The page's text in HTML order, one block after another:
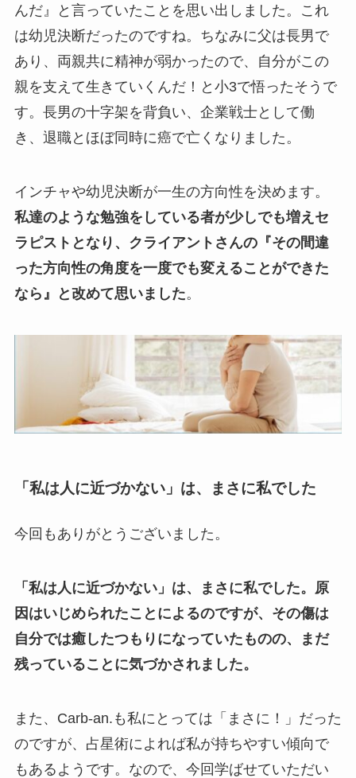
んだ』と言っていたことを思い出しました。これ
は幼児決断だったのですね。ちなみに父は長男で
あり、両親共に精神が弱かったので、自分がこの
親を支えて生きていくんだ！と小3で悟ったそうで
す。長男の十字架を背負い、企業戦士として働
き、退職とほぼ同時に癌で亡くなりました。
インチャや幼児決断が一生の方向性を決めます。
私達のような勉強をしている者が少しでも増えセ
ラピストとなり、クライアントさんの『その間違
った方向性の角度を一度でも変えることができた
なら』と改めて思いました。
「私は人に近づかない」は、まさに私でした
今回もありがとうございました。
「私は人に近づかない」は、まさに私でした。原
因はいじめられたことによるのですが、その傷は
自分では癒したつもりになっていたものの、まだ
残っていることに気づかされました。
また、Carb-an.も私にとっては「まさに！」だった
のですが、占星術によれば私が持ちやすい傾向で
もあるようです。なので、今回学ばせていただい